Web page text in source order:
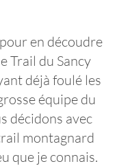
en découdre
Trail du Sancy
déjà foulé les
équipe du
décidons avec
montagnard
que je connais.